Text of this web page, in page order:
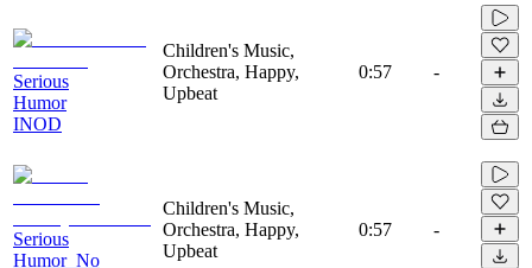
Serious
Humor
INOD
Children's Music,
Orchestra, Happy,
Upbeat
0:57 -
Serious
Humor_No
Children's Music,
Orchestra, Happy,
Upbeat
0:57 -